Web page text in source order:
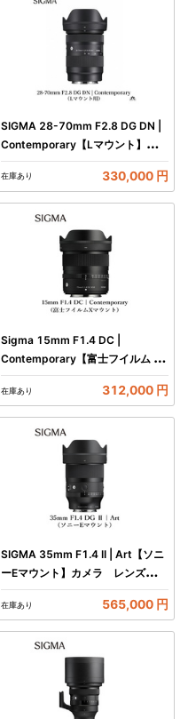
SIGMA 28-70mm F2.8 DG DN |
Contemporary【Lマウント】カメ
ラ レンズ 家電
在庫あり 330,000 円
Sigma 15mm F1.4 DC |
Contemporary【富士フイルム X
マウント】カメラ レンズ 家電
在庫あり 312,000 円
SIGMA 35mm F1.4 II | Art【ソニ
ーEマウント】カメラ レンズ 家
電
在庫あり 565,000 円